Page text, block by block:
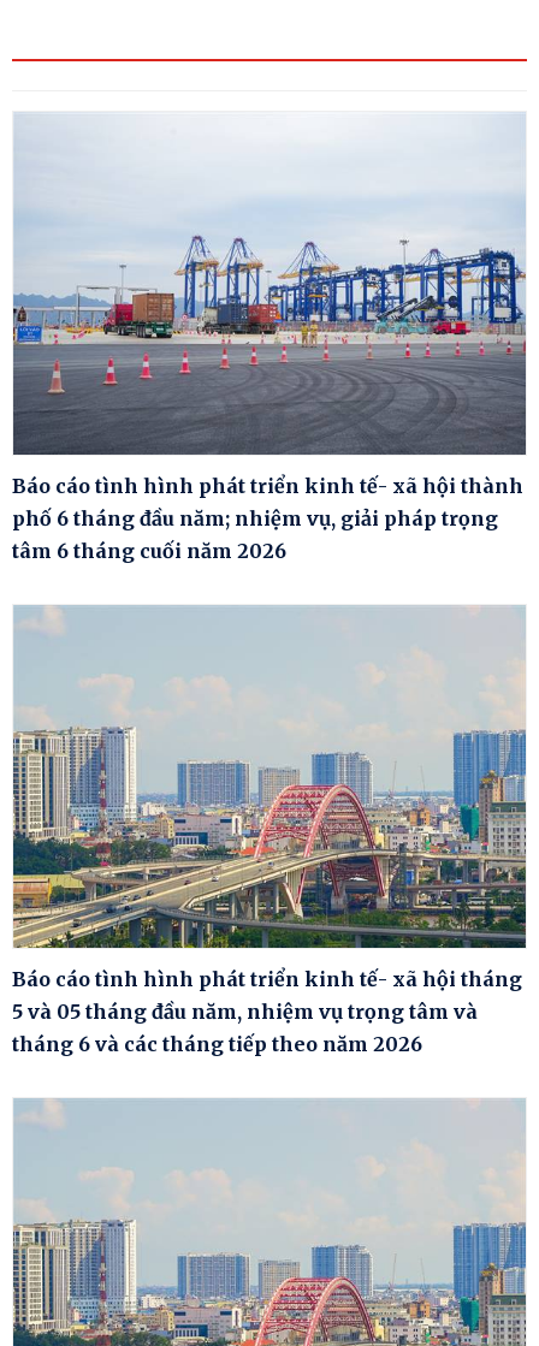
Báo cáo tình hình phát triển kinh tế- xã hội thành
phố 6 tháng đầu năm; nhiệm vụ, giải pháp trọng
tâm 6 tháng cuối năm 2026
Báo cáo tình hình phát triển kinh tế- xã hội tháng
5 và 05 tháng đầu năm, nhiệm vụ trọng tâm và
tháng 6 và các tháng tiếp theo năm 2026